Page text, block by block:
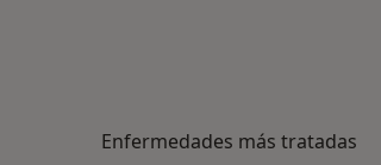
Enfermedades más tratadas